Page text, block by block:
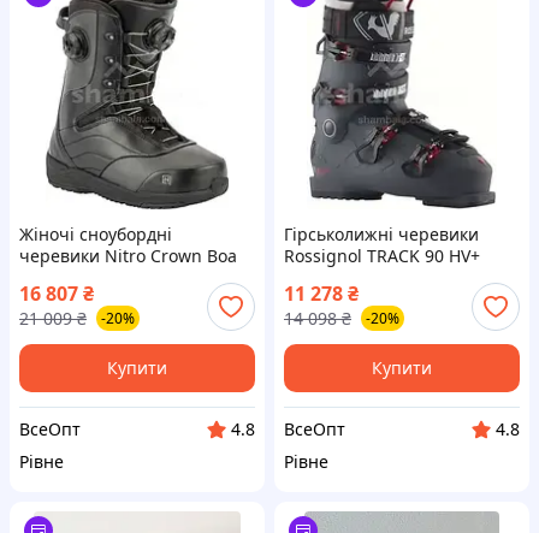
Жіночі сноубордні
черевики Nitro Crown Boa
16 807₴
21 009 ₴ -20%
Купити
ВсеОпт
4.8
Рівне
Гірськолижні черевики
Rossignol TRACK 90 HV+
Charcoal 42 для чоловіків
універсальні
11 278₴
14 098 ₴ -20%
Купити
ВсеОпт
4.8
Рівне